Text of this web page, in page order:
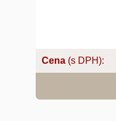
Cena (s DPH):